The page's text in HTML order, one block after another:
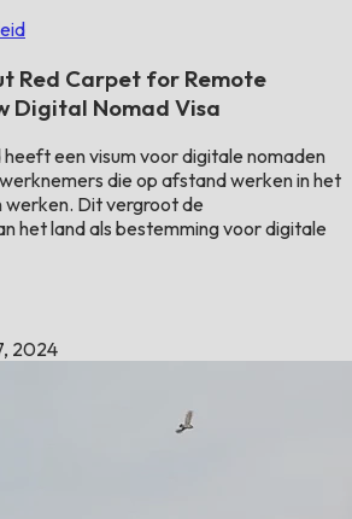
Red Carpet for Remote
Digital Nomad Visa
heeft een visum voor digitale nomaden
die op afstand werken in het
werken. Dit vergroot de
het land als bestemming voor digitale
2024